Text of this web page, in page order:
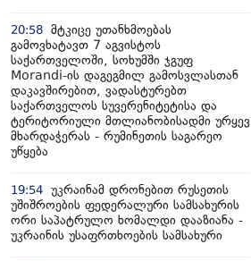
20:58 მტკიცე უთანხმოებას
გამოვხატავთ 7 აგვისტოს
საქართველოში, სოხუმში ჯგუფ
Morandi-ის დაგეგმილ გამოსვლასთან
დაკავშირებით, ვადასტურებთ
საქართველოს სუვერენიტეტისა და
ტერიტორიული მთლიანობისადმი ურყევ
მხარდაჭერას - რუმინეთის საგარეო
უწყება
19:54 უკრაინამ დრონებით რუსეთის
უშიშროების ფედერალური სამსახურის
ორი საპატრულო ხომალდი დააზიანა -
უკრაინის უსაფრთხოების სამსახური